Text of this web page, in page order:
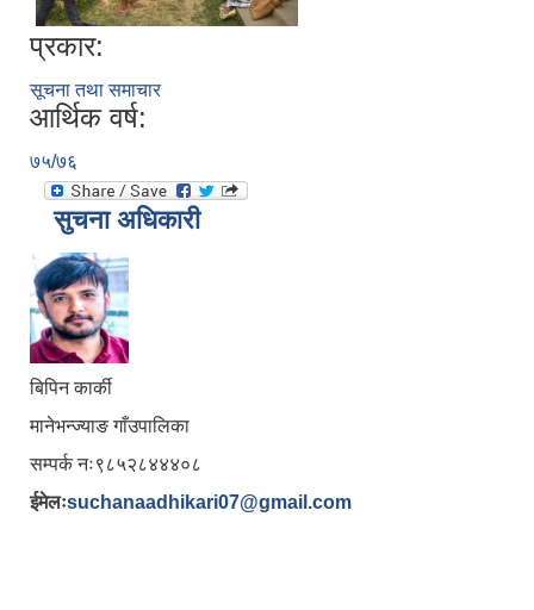
प्रकार:
सूचना तथा समाचार
आर्थिक वर्ष:
७५/७६
सुचना अधिकारी
बिपिन कार्की
मानेभन्ज्याङ गाँउपालिका
सम्पर्क नः९८५२८४४४०८
ईमेलःsuchanaadhikari07@gmail.com